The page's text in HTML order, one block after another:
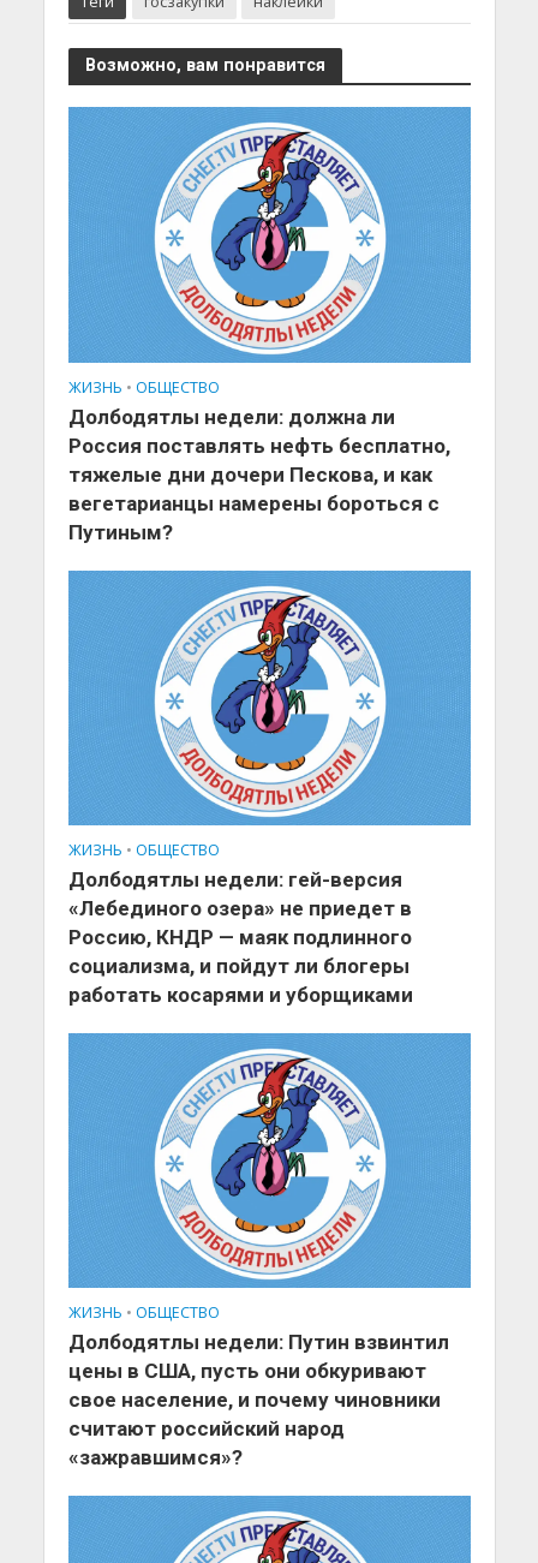
Возможно, вам понравится
ЖИЗНЬ • ОБЩЕСТВО
Долбодятлы недели: должна ли
Россия поставлять нефть бесплатно,
тяжелые дни дочери Пескова, и как
вегетарианцы намерены бороться с
Путиным?
ЖИЗНЬ • ОБЩЕСТВО
Долбодятлы недели: гей-версия
«Лебединого озера» не приедет в
Россию, КНДР — маяк подлинного
социализма, и пойдут ли блогеры
работать косарями и уборщиками
ЖИЗНЬ • ОБЩЕСТВО
Долбодятлы недели: Путин взвинтил
цены в США, пусть они обкуривают
свое население, и почему чиновники
считают российский народ
«зажравшимся»?